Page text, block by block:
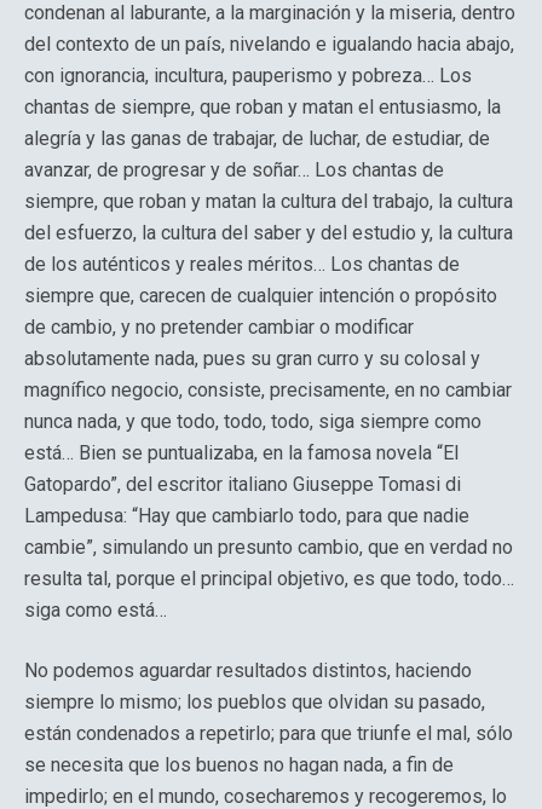
condenan al laburante, a la marginación y la miseria, dentro
del contexto de un país, nivelando e igualando hacia abajo,
con ignorancia, incultura, pauperismo y pobreza… Los
chantas de siempre, que roban y matan el entusiasmo, la
alegría y las ganas de trabajar, de luchar, de estudiar, de
avanzar, de progresar y de soñar… Los chantas de
siempre, que roban y matan la cultura del trabajo, la cultura
del esfuerzo, la cultura del saber y del estudio y, la cultura
de los auténticos y reales méritos… Los chantas de
siempre que, carecen de cualquier intención o propósito
de cambio, y no pretender cambiar o modificar
absolutamente nada, pues su gran curro y su colosal y
magnífico negocio, consiste, precisamente, en no cambiar
nunca nada, y que todo, todo, todo, siga siempre como
está… Bien se puntualizaba, en la famosa novela “El
Gatopardo”, del escritor italiano Giuseppe Tomasi di
Lampedusa: “Hay que cambiarlo todo, para que nadie
cambie”, simulando un presunto cambio, que en verdad no
resulta tal, porque el principal objetivo, es que todo, todo…
siga como está…
No podemos aguardar resultados distintos, haciendo
siempre lo mismo; los pueblos que olvidan su pasado,
están condenados a repetirlo; para que triunfe el mal, sólo
se necesita que los buenos no hagan nada, a fin de
impedirlo; en el mundo, cosecharemos y recogeremos, lo